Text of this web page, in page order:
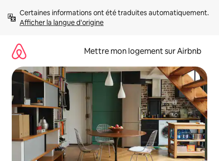
directement
Afficher la langue d'origine
Mettre mon logement sur Airbnb